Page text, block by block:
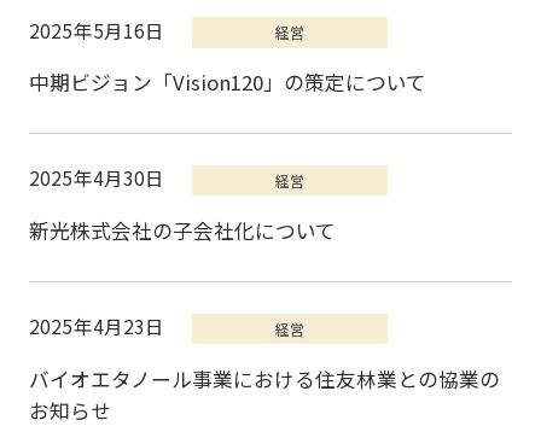
2025年5月16日
中期ビジョン「Vision120」の策定について
2025年4月30日
新光株式会社の子会社化について
2025年4月23日
バイオエタノール事業における住友林業との協業の
お知らせ